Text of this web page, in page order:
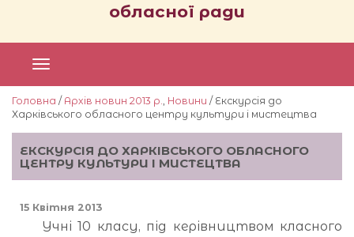
обласної ради
Головна / Архів новин 2013 р. Новини / Екскурсія до
Харківського обласного центру культури і мистецтва
ЕКСКУРСІЯ ДО ХАРКІВСЬКОГО ОБЛАСНОГО
ЦЕНТРУ КУЛЬТУРИ І МИСТЕЦТВА
15 Квітня 2013
Учні 10 класу, під керівництвом класного